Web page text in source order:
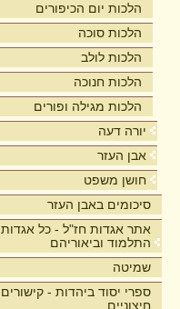
הלכות יום הכיפורים
הלכות סוכה
הלכות לולב
הלכות חנוכה
הלכות מגילה ופורים
יורה דעה
אבן העזר
חושן משפט
סיכומים באבן העזר
אתר אגדות חז"ל - כל אגדות
התלמוד וביאוריהם
שמיטה
ספרי יסוד ביהדות - קישורים
חיצוניים